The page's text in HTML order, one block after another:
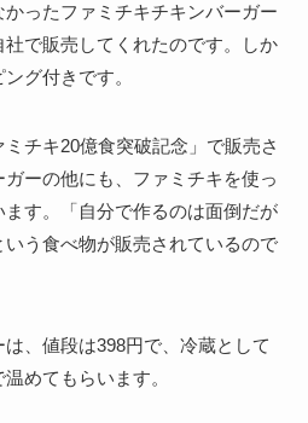
ったファミチキチキンバーガー
で販売してくれたのです。しか
グ付きです。
チキ20億食突破記念」で販売さ
ーの他にも、ファミチキを使っ
す。「自分で作るのは面倒だが
う食べ物が販売されているので
、値段は398円で、冷蔵として
めてもらいます。